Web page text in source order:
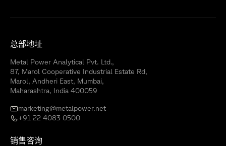
总部地址
Metal Power Analytical Pvt. Ltd.,
87, Marol Cooperative Industrial Estate Rd,
Marol, Andheri East, Mumbai,
Maharashtra, India 400059
marketing@metalpower.net
+91 22 4083 0500
销售咨询